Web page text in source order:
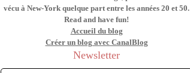
vécu à New-York quelque part entre les années 20 et 50.
Read and have fun!
Accueil du blog
Créer un blog avec CanalBlog
Newsletter